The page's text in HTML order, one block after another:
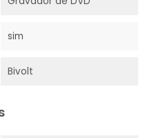
sim
Bivolt